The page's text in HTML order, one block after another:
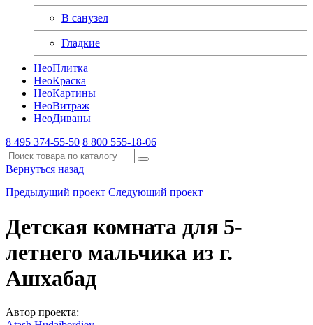
В санузел
Гладкие
НеоПлитка
НеоКраска
НеоКартины
НеоВитраж
НеоДиваны
8 495 374-55-50 8 800 555-18-06
Вернуться назад
Предыдущий проект Следующий проект
Детская комната для 5-
летнего мальчика из г.
Ашхабад
Автор проекта: